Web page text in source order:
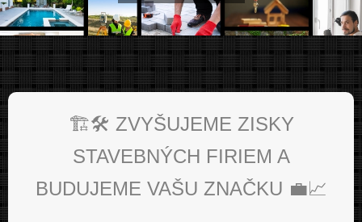
🏗️🛠️ ZVYŠUJEME ZISKY
STAVEBNÝCH FIRIEM A
BUDUJEME VAŠU ZNAČKU 💼📈